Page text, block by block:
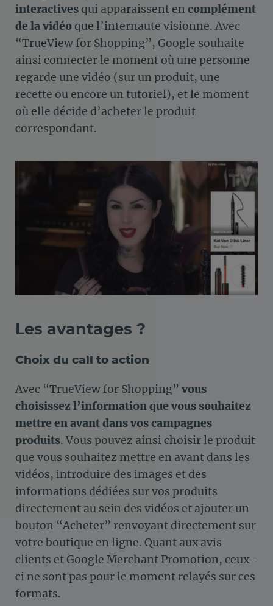
interactives qui apparaissent en complément
de la vidéo que l’internaute visionne. Avec
“TrueView for Shopping”, Google souhaite
ainsi connecter le moment où une personne
regarde une vidéo (sur un produit, une
recette ou encore un tutoriel), et le moment
où elle décide d’acheter le produit
correspondant.
Les avantages ?
Choix du call to action
Avec “TrueView for Shopping” vous
choisissez l’information que vous souhaitez
mettre en avant dans vos campagnes
produits. Vous pouvez ainsi choisir le produit
que vous souhaitez mettre en avant dans les
vidéos, introduire des images et des
informations dédiées sur vos produits
directement au sein des vidéos et ajouter un
bouton “Acheter” renvoyant directement sur
votre boutique en ligne. Quant aux avis
clients et Google Merchant Promotion, ceux-
ci ne sont pas pour le moment relayés sur ces
formats.